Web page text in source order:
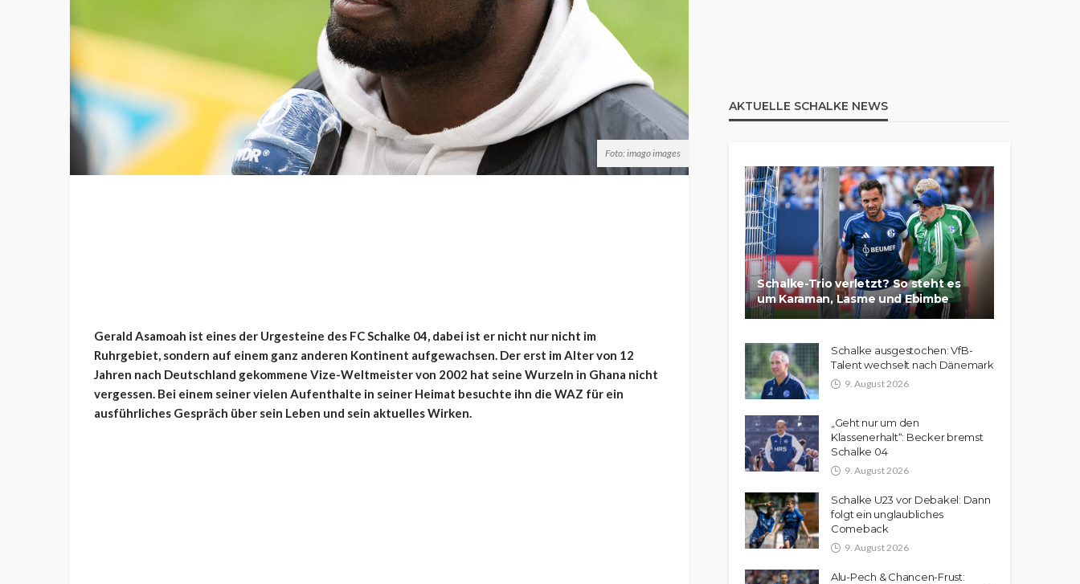
Foto: imago images
Gerald Asamoah ist eines der Urgesteine des FC Schalke 04, dabei ist er nicht nur nicht im
Ruhrgebiet, sondern auf einem ganz anderen Kontinent aufgewachsen. Der erst im Alter von 12
Jahren nach Deutschland gekommene Vize-Weltmeister von 2002 hat seine Wurzeln in Ghana nicht
vergessen. Bei einem seiner vielen Aufenthalte in seiner Heimat besuchte ihn die WAZ für ein
ausführliches Gespräch über sein Leben und sein aktuelles Wirken.
AKTUELLE SCHALKE NEWS
Schalke-Trio verletzt? So steht es
um Karaman, Lasme und Ebimbe
Schalke ausgestochen: VfB-
Talent wechselt nach Dänemark
9. August 2026
„Geht nur um den
Klassenerhalt“: Becker bremst
Schalke 04
9. August 2026
Schalke U23 vor Debakel: Dann
folgt ein unglaubliches
Comeback
9. August 2026
Alu-Pech & Chancen-Frust: